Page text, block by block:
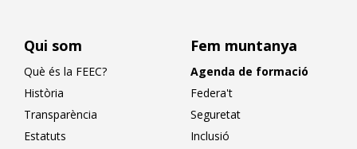
Qui som
Què és la FEEC?
Història
Transparència
Estatuts
Fem muntanya
Agenda de formació
Federa't
Seguretat
Inclusió